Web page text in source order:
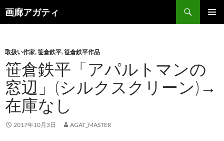
画廊アガティ
索
ン
ツ
へ
ス
キ
ッ
プ
取扱い作家,笹倉鉄平,笹倉鉄平作品
笹倉鉄平「アパルトマンの
窓辺」(シルクスクリーン)→
在庫なし
2017年10月3日 AGAT_MASTER